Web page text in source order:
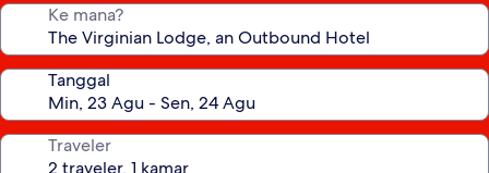
Ke mana?
Tanggal
Traveler